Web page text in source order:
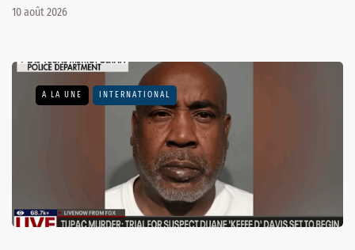
10 août 2026
A LA UNE INTERNATIONAL